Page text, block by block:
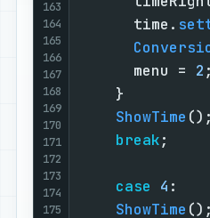
163
164
165
166
167
168
169
170
171
172
173
174
175
      time.
      menu =
2
ShowTime
break
case 4
ShowTime